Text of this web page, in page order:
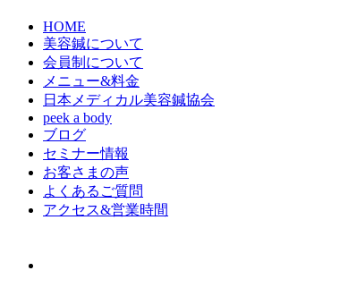
HOME
美容鍼について
会員制について
メニュー&料金
日本メディカル美容鍼協会
peek a body
ブログ
セミナー情報
お客さまの声
よくあるご質問
アクセス&営業時間